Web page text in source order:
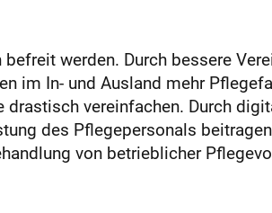
werden. Durch bessere
im In- und Ausland mehr
vereinfachen. Durch
des Pflegepersonals
von betrieblicher